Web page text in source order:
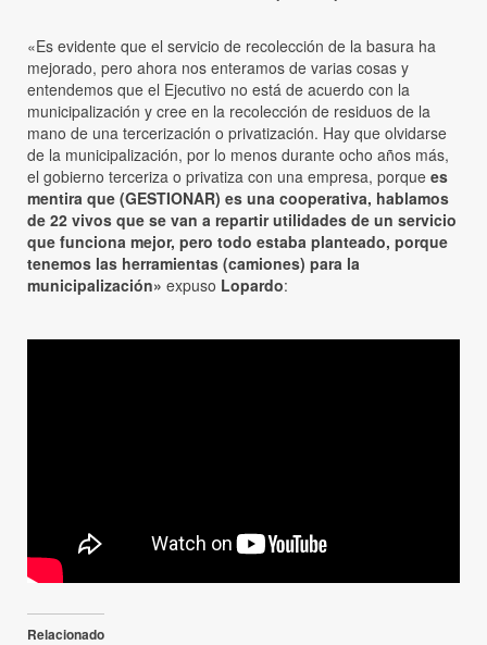
«Es evidente que el servicio de recolección de la basura ha
mejorado, pero ahora nos enteramos de varias cosas y
entendemos que el Ejecutivo no está de acuerdo con la
municipalización y cree en la recolección de residuos de la
mano de una tercerización o privatización. Hay que olvidarse
de la municipalización, por lo menos durante ocho años más,
el gobierno terceriza o privatiza con una empresa, porque es
mentira que (GESTIONAR) es una cooperativa, hablamos
de 22 vivos que se van a repartir utilidades de un servicio
que funciona mejor, pero todo estaba planteado, porque
tenemos las herramientas (camiones) para la
municipalización» expuso Lopardo:
Relacionado